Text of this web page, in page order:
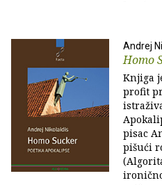
Andrej
Homo
Knjiga
profit
pisac
pišući